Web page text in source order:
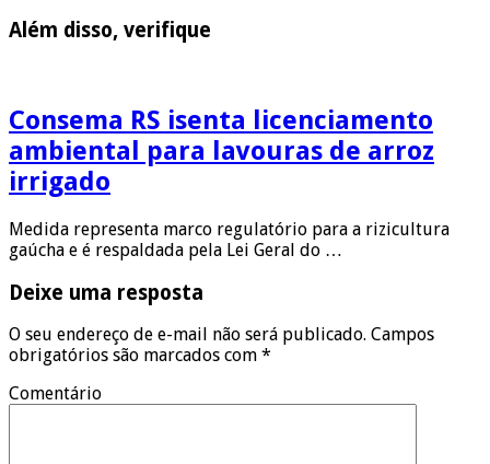
Além disso, verifique
Consema RS isenta licenciamento
ambiental para lavouras de arroz
irrigado
Medida representa marco regulatório para a rizicultura
gaúcha e é respaldada pela Lei Geral do …
Deixe uma resposta
O seu endereço de e-mail não será publicado. Campos
obrigatórios são marcados com *
Comentário